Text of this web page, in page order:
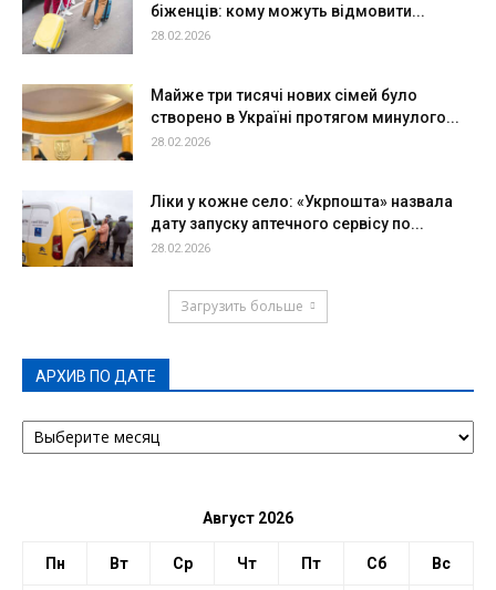
біженців: кому можуть відмовити...
28.02.2026
Майже три тисячі нових сімей було
створено в Україні протягом минулого...
28.02.2026
Ліки у кожне село: «Укрпошта» назвала
дату запуску аптечного сервісу по...
28.02.2026
Загрузить больше
АРХИВ ПО ДАТЕ
АРХИВ
ПО
Август 2026
Пн Вт Ср Чт Пт Сб Вс